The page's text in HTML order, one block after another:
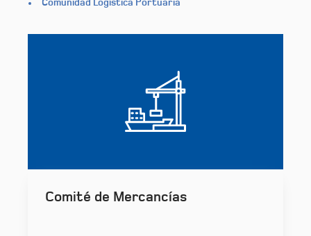
Comunidad Logística Portuaria
Comité de Mercancías